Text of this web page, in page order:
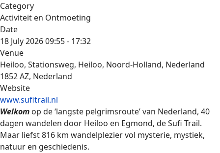
Category
Activiteit en Ontmoeting
Date
18 July 202609:55- 17:32
Venue
Heiloo, Stationsweg, Heiloo, Noord-Holland, Nederland
1852 AZ, Nederland
Website
www.sufitrail.nl
Welkom op de ‘langste pelgrimsroute’ van Nederland, 40
dagen wandelen door Heiloo en Egmond, de Sufi Trail.
Maar liefst 816 km wandelplezier vol mysterie, mystiek,
natuur en geschiedenis.